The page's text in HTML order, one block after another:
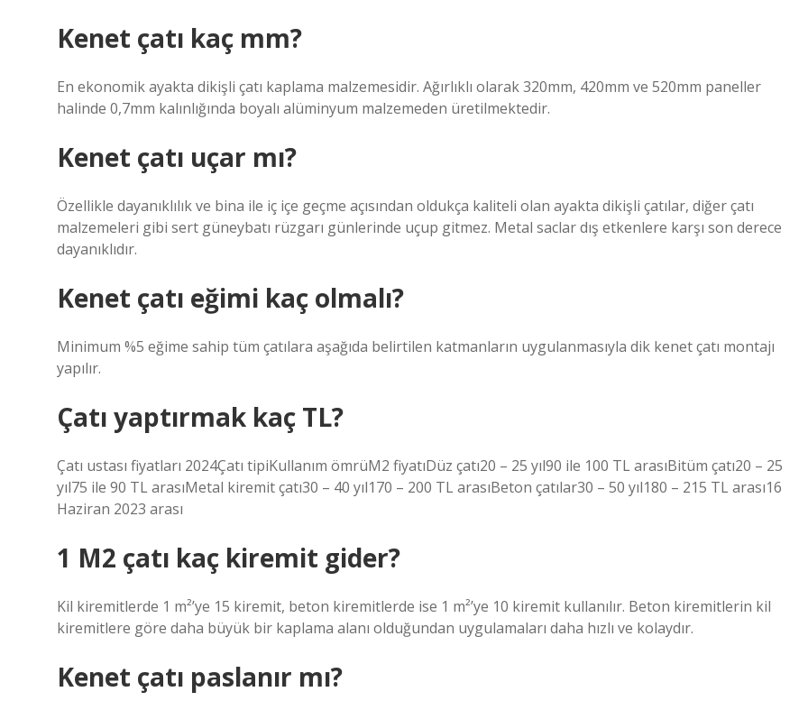
Kenet çatı kaç mm?
En ekonomik ayakta dikişli çatı kaplama malzemesidir. Ağırlıklı olarak 320mm, 420mm ve 520mm paneller
halinde 0,7mm kalınlığında boyalı alüminyum malzemeden üretilmektedir.
Kenet çatı uçar mı?
Özellikle dayanıklılık ve bina ile iç içe geçme açısından oldukça kaliteli olan ayakta dikişli çatılar, diğer çatı
malzemeleri gibi sert güneybatı rüzgarı günlerinde uçup gitmez. Metal saclar dış etkenlere karşı son derece
dayanıklıdır.
Kenet çatı eğimi kaç olmalı?
Minimum %5 eğime sahip tüm çatılara aşağıda belirtilen katmanların uygulanmasıyla dik kenet çatı montajı
yapılır.
Çatı yaptırmak kaç TL?
Çatı ustası fiyatları 2024Çatı tipiKullanım ömrüM2 fiyatıDüz çatı20 – 25 yıl90 ile 100 TL arasıBitüm çatı20 – 25
yıl75 ile 90 TL arasıMetal kiremit çatı30 – 40 yıl170 – 200 TL arasıBeton çatılar30 – 50 yıl180 – 215 TL arası16
Haziran 2023 arası
1 M2 çatı kaç kiremit gider?
Kil kiremitlerde 1 m²’ye 15 kiremit, beton kiremitlerde ise 1 m²’ye 10 kiremit kullanılır. Beton kiremitlerin kil
kiremitlere göre daha büyük bir kaplama alanı olduğundan uygulamaları daha hızlı ve kolaydır.
Kenet çatı paslanır mı?